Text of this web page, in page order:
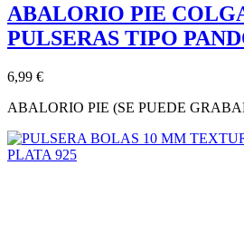
ABALORIO PIE
PULSERAS TIPO
6,99 €
ABALORIO PIE (SE PUEDE